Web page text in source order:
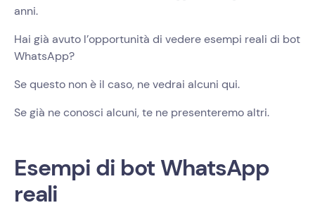
anni.
Hai già avuto l’opportunità di vedere esempi reali di bot
WhatsApp?
Se questo non è il caso, ne vedrai alcuni qui.
Se già ne conosci alcuni, te ne presenteremo altri.
Esempi di bot WhatsApp
reali